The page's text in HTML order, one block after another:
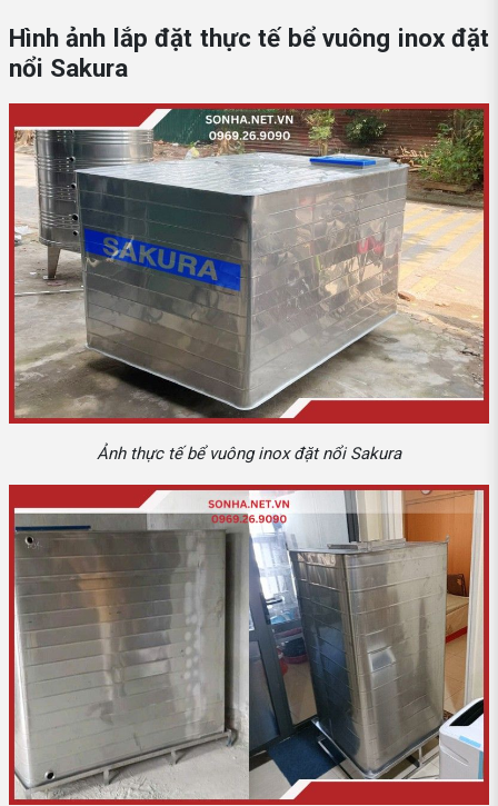
Hình ảnh lắp đặt thực tế bể vuông inox đặt
nổi Sakura
Ảnh thực tế bể vuông inox đặt nổi Sakura